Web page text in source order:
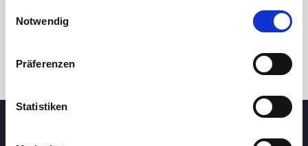
Notwendig
Präferenzen
Statistiken